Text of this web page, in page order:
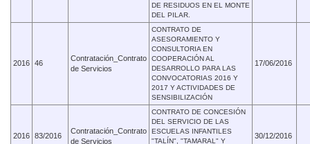
DE RESIDUOS EN EL MONTE
DEL PILAR.
2016 46
Contratación_Contrato
de Servicios
CONTRATO DE
ASESORAMIENTO Y
CONSULTORIA EN
COOPERACIÓN AL
DESARROLLO PARA LAS
CONVOCATORIAS 2016 Y
2017 Y ACTIVIDADES DE
SENSIBILIZACIÓN
17/06/2016
2016 83/2016
Contratación_Contrato
de Servicios
CONTRATO DE CONCESIÓN
DEL SERVICIO DE LAS
ESCUELAS INFANTILES
"TALÍN", "TAMARAL" Y
30/12/2016